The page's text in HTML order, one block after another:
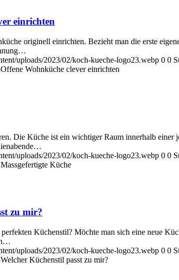
einrichten
originell einrichten. Bezieht man die erste
uploads/2023/02/koch-kueche-logo23.webp 0 0
Offene Wohnküche clever einrichten
Die Küche ist ein wichtiger Raum innerhalb
uploads/2023/02/koch-kueche-logo23.webp 0 0
Massgefertigte Küche
zu mir?
Küchenstil? Möchte man sich eine neue
uploads/2023/02/koch-kueche-logo23.webp 0 0
Welcher Küchenstil passt zu mir?